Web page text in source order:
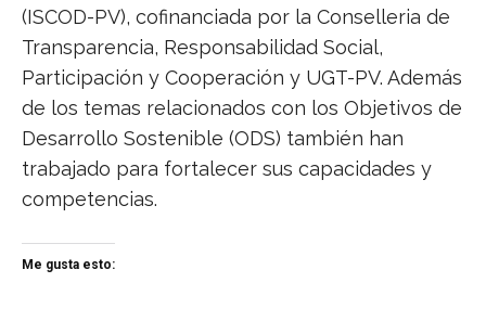
(ISCOD-PV), cofinanciada por la Conselleria de
Transparencia, Responsabilidad Social,
Participación y Cooperación y UGT-PV. Además
de los temas relacionados con los Objetivos de
Desarrollo Sostenible (ODS) también han
trabajado para fortalecer sus capacidades y
competencias.
Me gusta esto: